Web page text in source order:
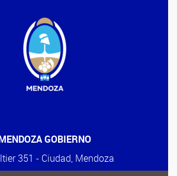
GOBIERNO
351 - Ciudad, Mendoza